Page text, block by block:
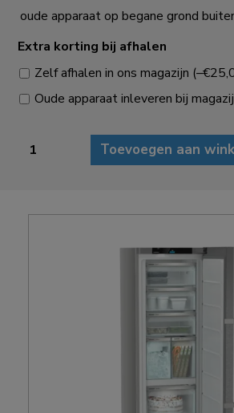
oude apparaat op begane grond
Extra korting bij afhalen
Zelf afhalen in ons magazijn (–€
Oude apparaat inleveren bij
FNsdd
Toevoegen aan